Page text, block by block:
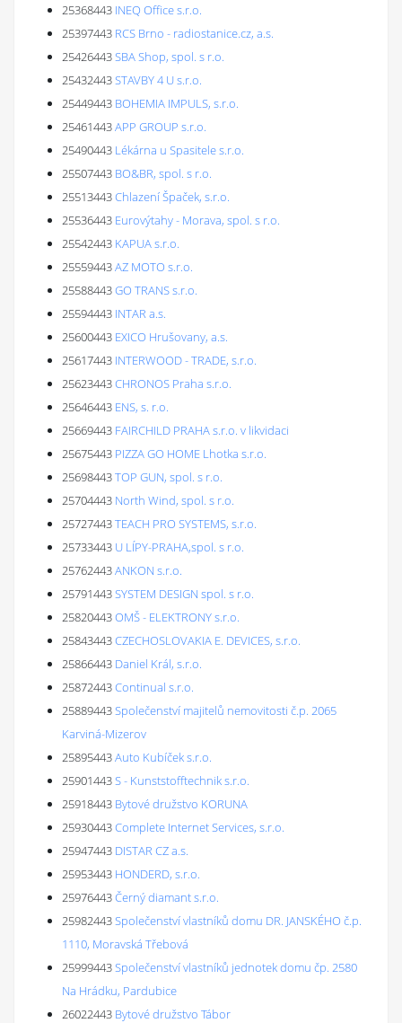
25368443 INEQ Office s.r.o.
25397443 RCS Brno - radiostanice.cz, a.s.
25426443SBA Shop, spol. s r.o.
25432443STAVBY 4 U s.r.o.
25449443 BOHEMIA IMPULS, s.r.o.
25461443APP GROUP s.r.o.
25490443 Lékárna u Spasitele s.r.o.
25507443 BO&BR, spol. s r.o.
25513443Chlazení Špaček, s.r.o.
25536443 Eurovýtahy - Morava, spol. s r.o.
25542443 KAPUA s.r.o.
25559443AZ MOTO s.r.o.
25588443GO TRANS s.r.o.
25594443 INTAR a.s.
25600443 EXICO Hrušovany, a.s.
25617443 INTERWOOD - TRADE, s.r.o.
25623443CHRONOS Praha s.r.o.
25646443 ENS, s. r.o.
25669443 FAIRCHILD PRAHA s.r.o. v likvidaci
25675443 PIZZA GO HOME Lhotka s.r.o.
25698443TOP GUN, spol. s r.o.
25704443 North Wind, spol. s r.o.
25727443TEACH PRO SYSTEMS, s.r.o.
25733443 U LÍPY-PRAHA,spol. s r.o.
25762443ANKON s.r.o.
25791443SYSTEM DESIGN spol. s r.o.
25820443OMŠ - ELEKTRONY s.r.o.
25843443CZECHOSLOVAKIA E. DEVICES, s.r.o.
25866443 Daniel Král, s.r.o.
25872443Continual s.r.o.
25889443Společenství majitelů nemovitosti č.p. 2065
Karviná-Mizerov
25895443Auto Kubíček s.r.o.
25901443S - Kunststofftechnik s.r.o.
25918443 Bytové družstvo KORUNA
25930443Complete Internet Services, s.r.o.
25947443 DISTAR CZ a.s.
25953443 HONDERD, s.r.o.
25976443Černý diamant s.r.o.
25982443Společenství vlastníků domu DR. JANSKÉHO č.p.
1110, Moravská Třebová
25999443Společenství vlastníků jednotek domu čp. 2580
Na Hrádku, Pardubice
26022443 Bytové družstvo Tábor